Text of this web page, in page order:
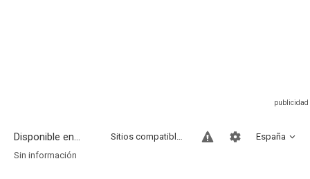
Disponible en... España
Sitios compatibles
Sin información